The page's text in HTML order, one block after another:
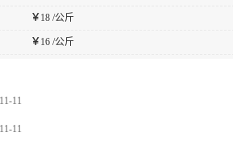
￥ 18 /公斤
￥ 16 /公斤
11
11